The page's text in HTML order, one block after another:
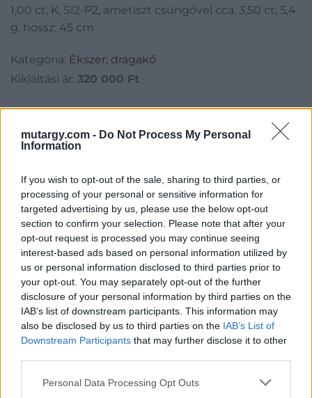
mutargy.com - Do Not Process My Personal
Information
If you wish to opt-out of the sale, sharing to third parties, or
processing of your personal or sensitive information for
targeted advertising by us, please use the below opt-out
section to confirm your selection. Please note that after your
opt-out request is processed you may continue seeing
interest-based ads based on personal information utilized by
us or personal information disclosed to third parties prior to
your opt-out. You may separately opt-out of the further
disclosure of your personal information by third parties on the
IAB’s list of downstream participants. This information may
also be disclosed by us to third parties on the IAB’s List of
Downstream Participants that may further disclose it to other
Personal Data Processing Opt Outs
1,00 ct, K, SI2-P2, ametiszt csüngővel cca. 3,50 ct, 5,4
g, hossz: 45 cm
Kategória: Ékszer, drágakő
Kikiáltási ár: 320 000 Ft
Aukció neve:5. Online Aukció
Aukció ideje: 19:00
Aukció helye: BÁV online aukció
Tételszám: 27
Eladó adatai
Eladó:BÁV ART Aukciósház és
Galéria
Cím: BÁV ZRt.
1027 Budapest, Csalogány u.
23-33.
Telefon: (06 1) 331 0513